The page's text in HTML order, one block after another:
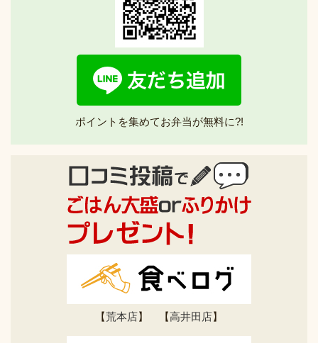
ポイントを集めてお弁当が無料に?!
【荒本店】 【高井田店】